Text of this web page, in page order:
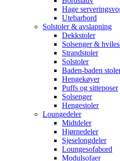
Hage
Utebarbord
Solstoler & avslapning
Dekkstoler
Solsenger &
Strandstoler
Solstoler
Baden-baden
Hengekøyer
Puffs og sitteposer
Solsenger
Hengestoler
Loungedeler
Midtdeler
Hjørnedeler
Sjeselongdeler
Loungesofabord
Modulsofaer